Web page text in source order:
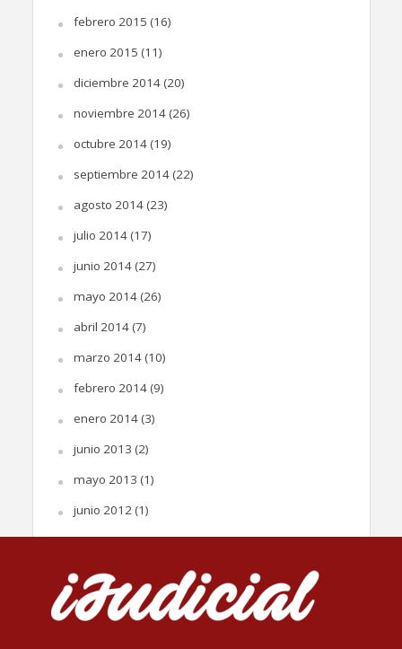
febrero 2015 (16)
enero 2015 (11)
diciembre 2014(20)
noviembre 2014(26)
octubre 2014(19)
septiembre 2014(22)
agosto 2014(23)
julio 2014(17)
junio 2014(27)
mayo 2014(26)
abril 2014(7)
marzo 2014(10)
febrero 2014(9)
enero 2014(3)
junio 2013 (2)
mayo 2013 (1)
junio 2012(1)